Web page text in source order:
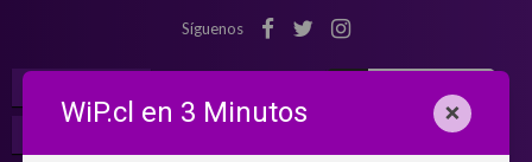
Síguenos
WiP.cl en 3 Minutos ×